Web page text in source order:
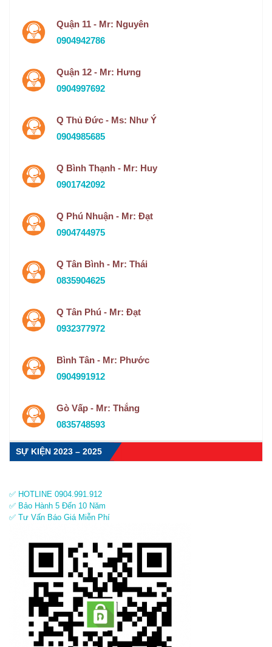
Quận 11 - Mr: Nguyên
0904942786
Quận 12 - Mr: Hưng
0904997692
Q Thủ Đức - Ms: Như Ý
0904985685
Q Bình Thạnh - Mr: Huy
0901742092
Q Phú Nhuận - Mr: Đạt
0904744975
Q Tân Bình - Mr: Thái
0835904625
Q Tân Phú - Mr: Đạt
0932377972
Bình Tân - Mr: Phước
0904991912
Gò Vấp - Mr: Thắng
0835748593
SỰ KIỆN 2023 – 2025
✅ HOTLINE 0904.991.912
✅ Bảo Hành 5 Đến 10 Năm
✅ Tư Vấn Báo Giá Miễn Phí